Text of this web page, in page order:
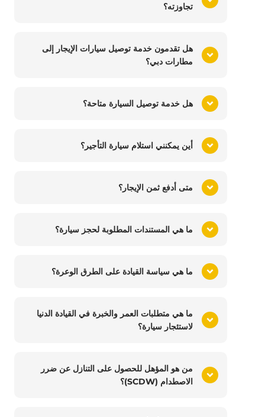
تجاوزته؟
هل تقدمون خدمة توصيل سيارات الإيجار إلى
مطارات دبي؟
هل خدمة توصيل السيارة متاحة؟
أين يمكنني استلام سيارة التأجير؟
متى أدفع ثمن الإيجار؟
ما هي المستندات المطلوبة لحجز سيارة؟
ما هي سياسة القيادة على الطرق الوعرة؟
ما هي متطلبات العمر والخبرة في القيادة الدنيا
لاستئجار سيارة؟
من هو المؤهل للحصول على التنازل عن ضرر
الاصطدام (SCDW)؟